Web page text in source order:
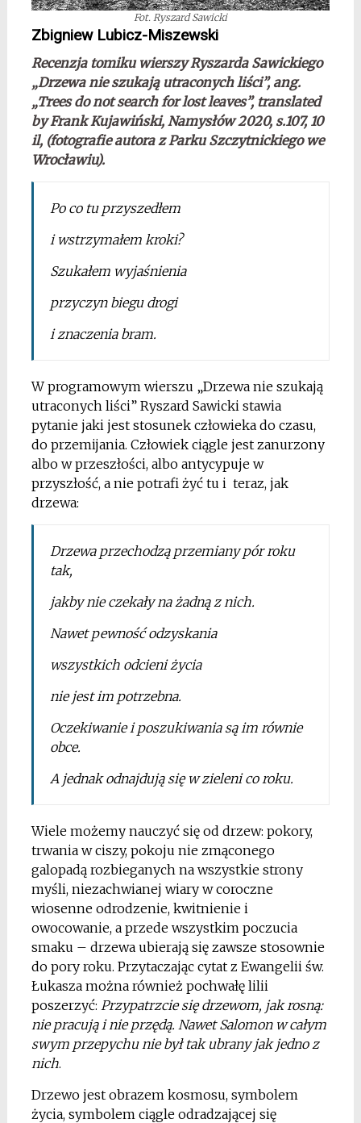
Fot. Ryszard Sawicki
Zbigniew Lubicz-Miszewski
Recenzja tomiku wierszy Ryszarda Sawickiego
„Drzewa nie szukają utraconych liści”, ang.
„Trees do not search for lost leaves”, translated
by Frank Kujawiński, Namysłów 2020, s.107, 10
il, (fotografie autora z Parku Szczytnickiego we
Wrocławiu).
Po co tu przyszedłem
i wstrzymałem kroki?
Szukałem wyjaśnienia
przyczyn biegu drogi
i znaczenia bram.
W programowym wierszu „Drzewa nie szukają
utraconych liści” Ryszard Sawicki stawia
pytanie jaki jest stosunek człowieka do czasu,
do przemijania. Człowiek ciągle jest zanurzony
albo w przeszłości, albo antycypuje w
przyszłość, a nie potrafi żyć tu i teraz, jak
drzewa:
Drzewa przechodzą przemiany pór roku
tak,
jakby nie czekały na żadną z nich.
Nawet pewność odzyskania
wszystkich odcieni życia
nie jest im potrzebna.
Oczekiwanie i poszukiwania są im równie
obce.
A jednak odnajdują się w zieleni co roku.
Wiele możemy nauczyć się od drzew: pokory,
trwania w ciszy, pokoju nie zmąconego
galopadą rozbieganych na wszystkie strony
myśli, niezachwianej wiary w coroczne
wiosenne odrodzenie, kwitnienie i
owocowanie, a przede wszystkim poczucia
smaku – drzewa ubierają się zawsze stosownie
do pory roku. Przytaczając cytat z Ewangelii św.
Łukasza można również pochwałę lilii
poszerzyć: Przypatrzcie się drzewom, jak rosną:
nie pracują i nie przędą. Nawet Salomon w całym
swym przepychu nie był tak ubrany jak jedno z
nich.
Drzewo jest obrazem kosmosu, symbolem
życia, symbolem ciągle odradzającej się